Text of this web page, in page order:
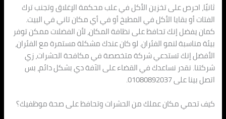
ثانيًا، احرص على تخزين الأكل في علب محكمة الإغلاق وتجنب ترك
الفتات أو بقايا الأكل في المطبخ أو في أي مكان تاني في البيت.
كمان يفضل إنك تحافظ على نظافة المكان، لأن الفضلات ممكن توفر
بيئة مناسبة لنمو الفئران. لو كان عندك مشكلة مستمرة مع الفئران،
الأفضل إنك تستدعي شركة متخصصة في مكافحة الحشرات، زي
شركتنا. نقدر نساعدك في القضاء على الآفة دي بشكل دائم، بس
اتصل بينا على 01080892037.
كيف تحمي مكان عملك من الحشرات وتحافظ على صحة موظفيك؟